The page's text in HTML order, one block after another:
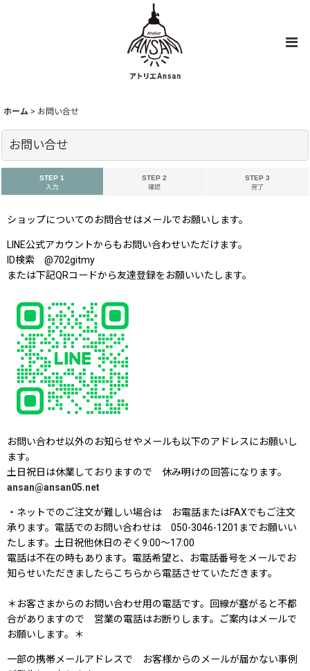
ホーム > お問い合せ
お問い合せ
STEP 1
入力
STEP 2
確認
STEP 3
完了
ショップについてのお問合せはメールでお願いします。
LINE公式アカウントからもお問い合わせいただけます。
ID検索 @702gitmy
または下記QRコードから友達登録をお願いいたします。
お問い合わせ以外のお知らせやメールも以下のアドレスにお願いし
ます。
土日祝日は休業しておりますので 休み明けの回答になります。
ansan@ansan05.net
・ネットでのご注文が難しい場合は お電話またはFAXでもご注文
承ります。電話でのお問い合わせは 050-3046-1201までお願いい
たします。土日祝他休日のぞく9:00〜17:00
電話は不在の時もあります。電話希望と、お電話番号をメールでお
知らせいただきましたらこちらから電話させていただきます。
＊お客さまからのお問い合わせ用の電話です。回線が塞がると不都
合がありますので 営業の電話はお断りします。ご案内はメールで
お願いします。＊
一部の携帯メールアドレスで お客様からのメールが届かない事例